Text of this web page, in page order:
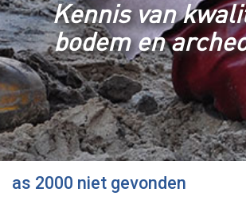
Kennis van
bodem en
as 2000 niet gevonden